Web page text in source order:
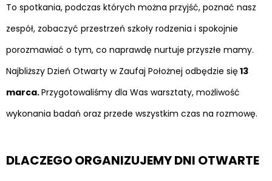
To spotkania, podczas których można przyjść, poznać nasz
zespół, zobaczyć przestrzeń szkoły rodzenia i spokojnie
porozmawiać o tym, co naprawdę nurtuje przyszłe mamy.
Najbliższy Dzień Otwarty w Zaufaj Położnej odbędzie się 13
marca.Przygotowaliśmy dla Was warsztaty, możliwość
wykonania badań oraz przede wszystkim czas na rozmowę.
DLACZEGO ORGANIZUJEMY DNI OTWARTE